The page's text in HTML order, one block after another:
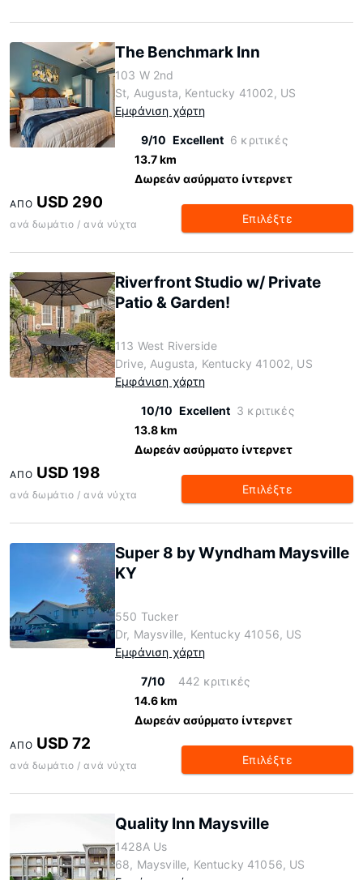
The Benchmark Inn
103 W 2nd
St, Augusta, Kentucky 41002, US
Εμφάνιση χάρτη
9/10 Excellent 6 κριτικές
13.7 km
Δωρεάν ασύρματο ίντερνετ
ΑΠΌ USD 290
ανά δωμάτιο / ανά νύχτα Επιλέξτε
Riverfront Studio w/ Private
Patio & Garden!
113 West Riverside
Drive, Augusta, Kentucky 41002, US
Εμφάνιση χάρτη
10/10 Excellent 3 κριτικές
13.8 km
Δωρεάν ασύρματο ίντερνετ
ΑΠΌ USD 198
ανά δωμάτιο / ανά νύχτα Επιλέξτε
Super 8 by Wyndham Maysville
KY
550 Tucker
Dr, Maysville, Kentucky 41056, US
Εμφάνιση χάρτη
7/10
442 κριτικές
14.6 km
Δωρεάν ασύρματο ίντερνετ
ΑΠΌ USD 72
ανά δωμάτιο / ανά νύχτα Επιλέξτε
Quality Inn Maysville
1428A Us
68, Maysville, Kentucky 41056, US